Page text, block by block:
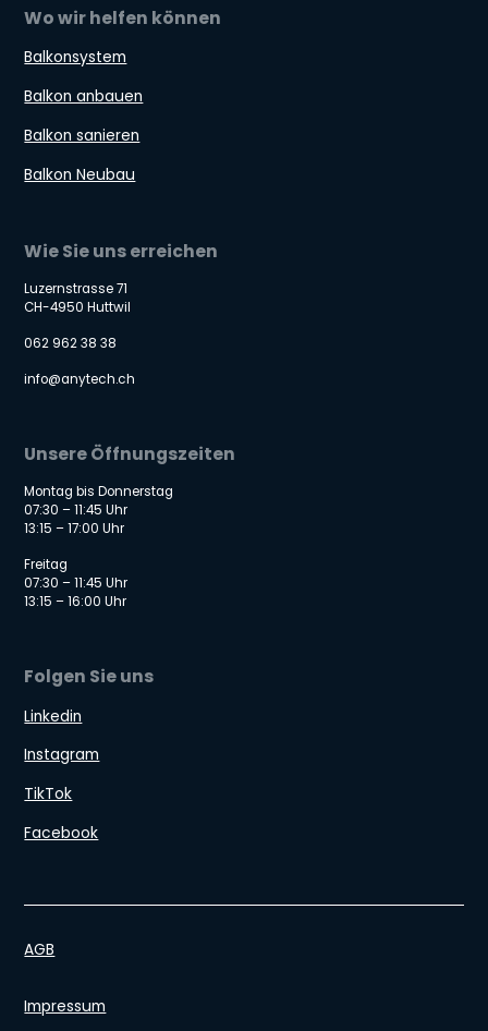
Wo wir helfen können
Balkonsystem
Balkon anbauen
Balkon sanieren
Balkon Neubau
Wie Sie uns erreichen
Luzernstrasse 71
CH-4950 Huttwil
062 962 38 38
info@anytech.ch
Unsere Öffnungszeiten
Montag bis Donnerstag
07:30 – 11:45 Uhr
13:15 – 17:00 Uhr
Freitag
07:30 – 11:45 Uhr
13:15 – 16:00 Uhr
Folgen Sie uns
Linkedin
Instagram
TikTok
Facebook
AGB
Impressum